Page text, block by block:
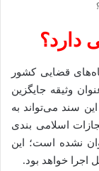
دارد؟
قضایی کشور
وثیقه جایگزین
سند می‌تواند به
اسلامی بندی
نشده است؛ این
خواهد بود.